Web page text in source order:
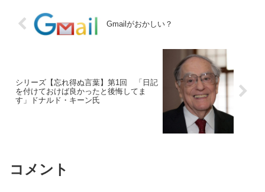
Gmailがおかしい？
シリーズ【忘れ得ぬ言葉】第1回 「日記
を付けておけば良かったと後悔してま
す」ドナルド・キーン氏
コメント